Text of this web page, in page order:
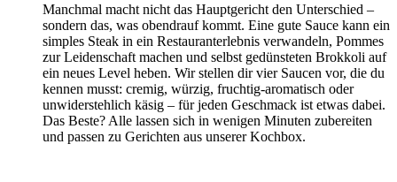
Manchmal macht nicht das Hauptgericht den Unterschied –
sondern das, was obendrauf kommt. Eine gute Sauce kann ein
simples Steak in ein Restauranterlebnis verwandeln, Pommes
zur Leidenschaft machen und selbst gedünsteten Brokkoli auf
ein neues Level heben. Wir stellen dir vier Saucen vor, die du
kennen musst: cremig, würzig, fruchtig-aromatisch oder
unwiderstehlich käsig – für jeden Geschmack ist etwas dabei.
Das Beste? Alle lassen sich in wenigen Minuten zubereiten
und passen zu Gerichten aus unserer Kochbox.